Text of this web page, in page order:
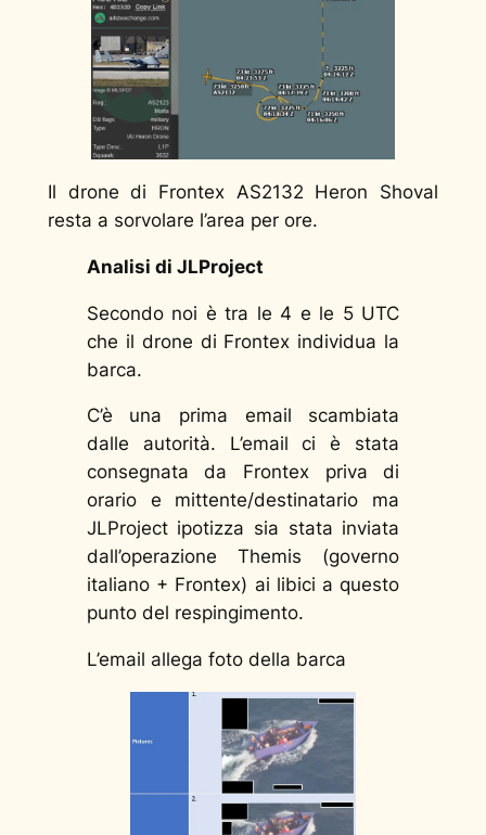
Il drone di Frontex AS2132 Heron Shoval
resta a sorvolare l’area per ore.
Analisi di JLProject
Secondo noi è tra le 4 e le 5 UTC
che il drone di Frontex individua la
barca.
C’è una prima email scambiata
dalle autorità. L’email ci è stata
consegnata da Frontex priva di
orario e mittente/destinatario ma
JLProject ipotizza sia stata inviata
dall’operazione Themis (governo
italiano + Frontex) ai libici a questo
punto del respingimento.
L’email allega foto della barca